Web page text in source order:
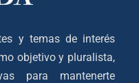
y temas de interés
objetivo y pluralista,
para mantenerte